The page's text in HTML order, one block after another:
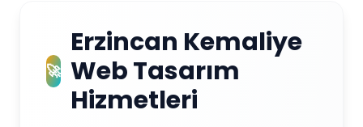
🚀
Erzincan Kemaliye
Web Tasarım
Hizmetleri